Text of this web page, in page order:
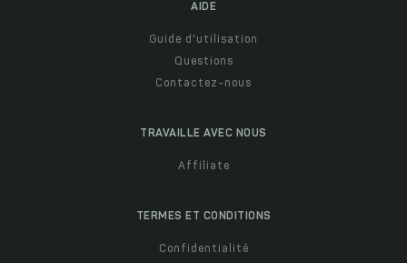
AIDE
Guide d'utilisation
Questions
Contactez-nous
TRAVAILLE AVEC NOUS
Affiliate
TERMES ET CONDITIONS
Confidentialité